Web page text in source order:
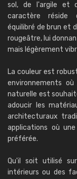
sol, de l'argile et
caractère réside
équilibré de brun et
rougeâtre, lui
mais légèrement
La couleur est
environnements
naturelle est
adoucir les
architecturaux
applications où
préférée.
Qu'il soit utilisé
intérieurs ou des